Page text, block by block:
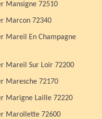
Mansigne 72510
Marcon 72340
Mareil En Champagne
Mareil Sur Loir 72200
Maresche 72170
Marigne Laille 72220
Marollette 72600